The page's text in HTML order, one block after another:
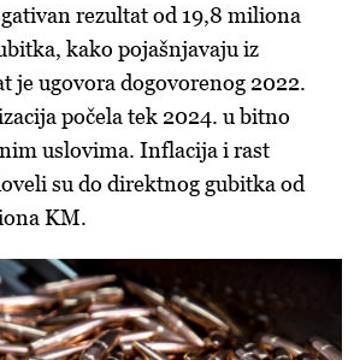
rezultat od 19,8 miliona
kako pojašnjavaju iz
je ugovora dogovorenog 2022.
počela tek 2024. u bitno
uslovima. Inflacija i rast
su do direktnog gubitka od
KM.